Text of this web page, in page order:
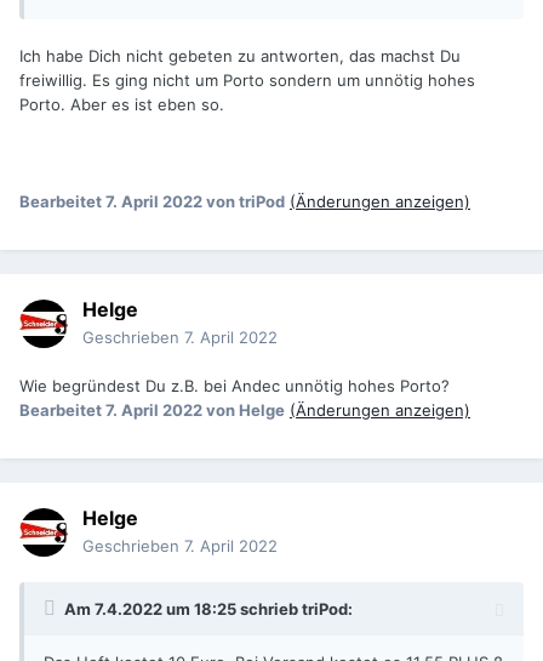
Ich habe Dich nicht gebeten zu antworten, das machst Du
freiwillig. Es ging nicht um Porto sondern um unnötig hohes
Porto. Aber es ist eben so.
Bearbeitet7. April 2022von triPod (Änderungen anzeigen)
Helge
Geschrieben 7. April 2022
Wie begründest Du z.B. bei Andec unnötig hohes Porto?
Bearbeitet7. April 2022von Helge (Änderungen anzeigen)
Helge
Geschrieben 7. April 2022
Am 7.4.2022 um 18:25 schriebtriPod: